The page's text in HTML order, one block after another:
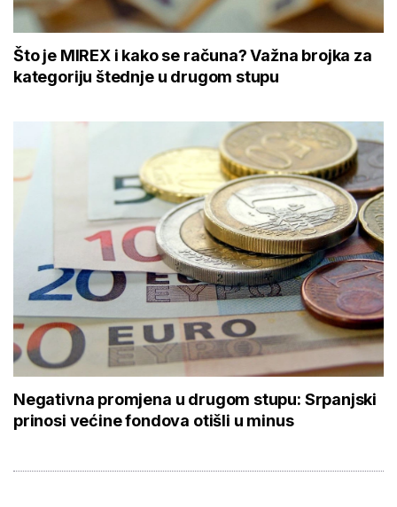
Što je MIREX i kako se računa? Važna brojka za
kategoriju štednje u drugom stupu
Negativna promjena u drugom stupu: Srpanjski
prinosi većine fondova otišli u minus